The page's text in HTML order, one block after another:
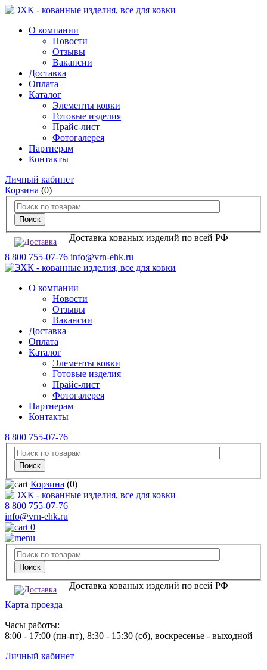
О компании
Новости
Отзывы
Вакансии
Доставка
Оплата
Каталог
Элементы ковки
Готовые изделия
Прайс-лист
Фотогалерея
Партнерам
Контакты
Личный кабинет
Корзина (0)
Доставка кованых изделий по всей РФ
8 800 755-07-76 info@vrn-ehk.ru
О компании
Новости
Отзывы
Вакансии
Доставка
Оплата
Каталог
Элементы ковки
Готовые изделия
Прайс-лист
Фотогалерея
Партнерам
Контакты
8 800 755-07-76
Корзина (0)
8 800 755-07-76
info@vrn-ehk.ru
0
Доставка кованых изделий по всей РФ
Карта проезда
Часы работы:
8:00 - 17:00 (пн-пт), 8:30 - 15:30 (сб), воскресенье - выходной
Личный кабинет